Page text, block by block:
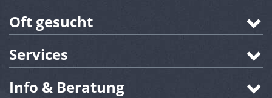
Oft gesucht
Services
Info & Beratung